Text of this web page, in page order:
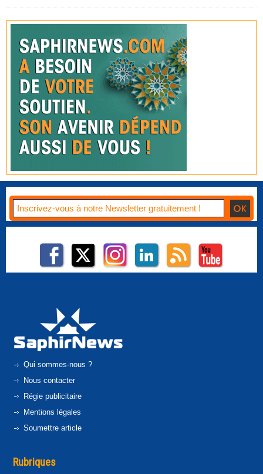
Qui sommes-nous ?
Nous contacter
Régie publicitaire
Mentions légales
Soumettre article
Rubriques